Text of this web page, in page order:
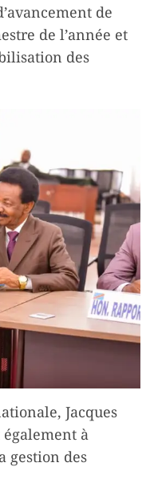
de
de l’année et
des
Jacques
à
gestion des